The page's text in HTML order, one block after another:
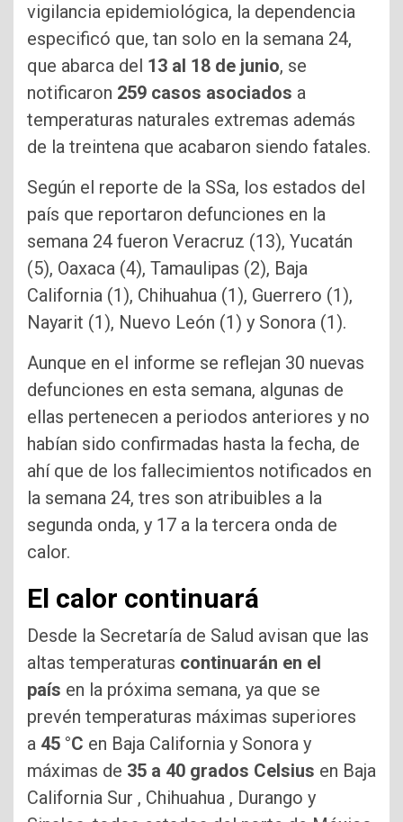
vigilancia epidemiológica, la dependencia
especificó que, tan solo en la semana 24,
que abarca del 13 al 18 de junio, se
notificaron 259 casos asociados a
temperaturas naturales extremas además
de la treintena que acabaron siendo fatales.
Según el reporte de la SSa, los estados del
país que reportaron defunciones en la
semana 24 fueron Veracruz (13), Yucatán
(5), Oaxaca (4), Tamaulipas (2), Baja
California (1), Chihuahua (1), Guerrero (1),
Nayarit (1), Nuevo León (1) y Sonora (1).
Aunque en el informe se reflejan 30 nuevas
defunciones en esta semana, algunas de
ellas pertenecen a periodos anteriores y no
habían sido confirmadas hasta la fecha, de
ahí que de los fallecimientos notificados en
la semana 24, tres son atribuibles a la
segunda onda, y 17 a la tercera onda de
calor.
El calor continuará
Desde la Secretaría de Salud avisan que las
altas temperaturas continuarán en el
país en la próxima semana, ya que se
prevén temperaturas máximas superiores
a 45 °C en Baja California y Sonora y
máximas de 35 a 40 grados Celsius en Baja
California Sur , Chihuahua , Durango y